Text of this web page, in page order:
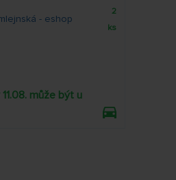
- eshop
2
ks
může být u